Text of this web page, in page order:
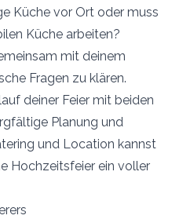
Küche vor Ort oder muss
Küche arbeiten?
mit deinem
Fragen zu klären.
deiner Feier mit beiden
Planung und
und Location kannst
Hochzeitsfeier ein voller